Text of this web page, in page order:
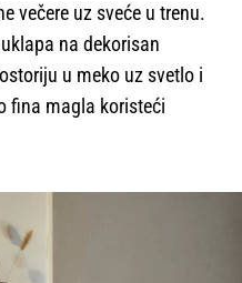
večere uz sveće u trenu.
na dekorisan
u meko uz svetlo i
fina magla koristeći